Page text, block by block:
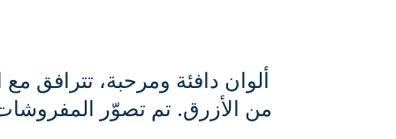
ألوان دافئة ومرحبة، تترافق
من الأزرق. تم تصوّر